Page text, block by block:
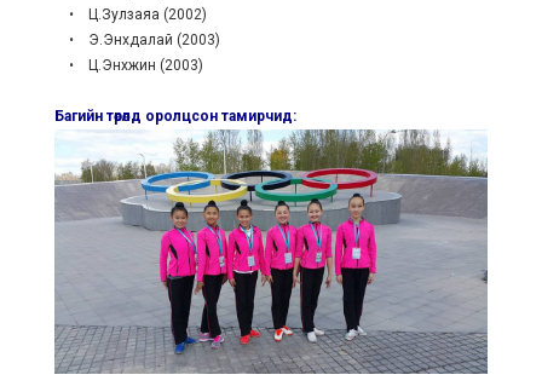
• Ц.Зулзаяа (2002)
• Э.Энхдалай (2003)
• Ц.Энхжин (2003)
Багийн төрөлд оролцсон тамирчид: